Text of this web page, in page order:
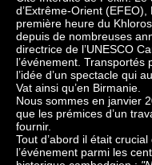
d’Extrême-Orient
première heure du
depuis de nombreuses
directrice de l’UNESCO
l’événement.
l’idée d’un spectacle qui
Vat ainsi qu’en Birmanie.
Nous sommes en janvier
que les prémices d’un
fournir.
Tout d’abord il était
l’événement parmi les